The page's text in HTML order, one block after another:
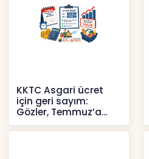
KKTC Asgari ücret
için geri sayım:
Gözler, Temmuz’a
yansıması beklenen
artışta